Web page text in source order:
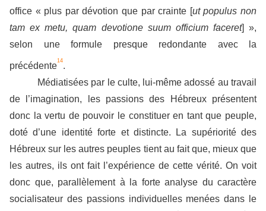
office « plus par dévotion que par crainte [ut populus non
tam ex metu, quam devotione suum officium faceret] »,
selon une formule presque redondante avec la
précédente14.
Médiatisées par le culte, lui-même adossé au travail
de l’imagination, les passions des Hébreux présentent
donc la vertu de pouvoir le constituer en tant que peuple,
doté d’une identité forte et distincte. La supériorité des
Hébreux sur les autres peuples tient au fait que, mieux que
les autres, ils ont fait l’expérience de cette vérité. On voit
donc que, parallèlement à la forte analyse du caractère
socialisateur des passions individuelles menées dans le